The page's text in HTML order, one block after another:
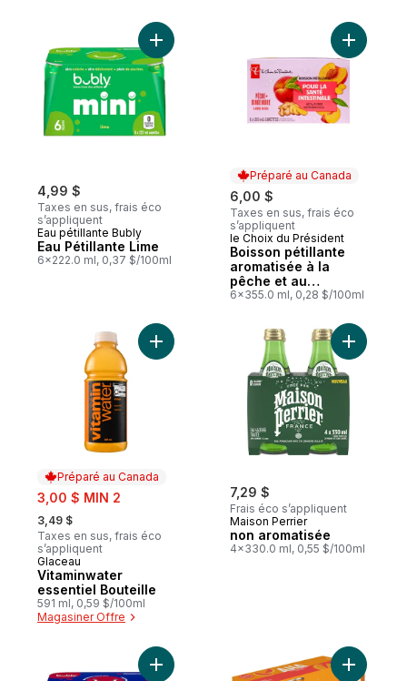
4,99 $
Taxes en sus, frais éco
s’appliquent
Eau pétillante Bubly
Eau Pétillante Lime
6x222.0 ml, 0,37 $/100ml
Ajouter Eau Pétillante Lime au panier
Préparé au Canada
6,00 $
Taxes en sus, frais éco
s’appliquent
Préparé au Canada
le Choix du Président
Boisson pétillante
aromatisée à la
pêche et au
gingembre avec
6x355.0 ml, 0,28 $/100ml
Ajouter
Préparé au Canada
sale:
3,00 $ MIN 2
, formerly:
3,49 $
Taxes en sus, frais éco
s’appliquent
Préparé au Canada
Glaceau
Vitaminwater
essentiel Bouteille
591 ml, 0,59 $/100ml
Magasiner Offre
Ajouter Vitaminwater essentiel Bouteille
7,29 $
Frais éco s’appliquent
Maison Perrier
non aromatisée
4x330.0 ml, 0,55 $/100ml
Ajouter
Ajouter Eau pétillante bubly bleuetAjouter